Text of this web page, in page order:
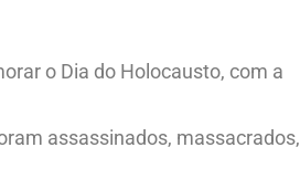
o Dia do Holocausto, com a
assassinados, massacrados,